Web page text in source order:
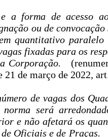
a forma de acesso
ou de
quantitativo paralelo
fixadas para os
Corporação.
21 de março de 2022,
de vagas dos
norma será
e não afetará os
Oficiais e de Praças.